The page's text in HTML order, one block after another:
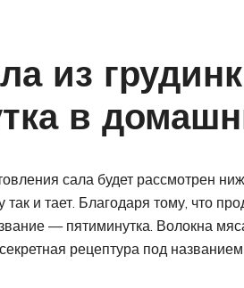
из
в
сала будет рассмотрен
так и тает. Благодаря тому, что
— пятиминутка. Волокна
рецептура под названием